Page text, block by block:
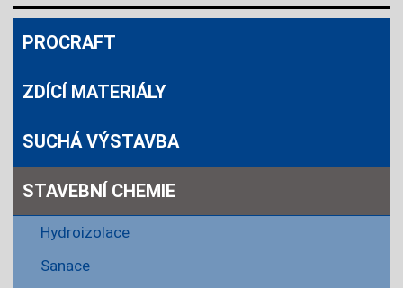
PROCRAFT
ZDÍCÍ MATERIÁLY
SUCHÁ VÝSTAVBA
STAVEBNÍ CHEMIE
Hydroizolace
Sanace